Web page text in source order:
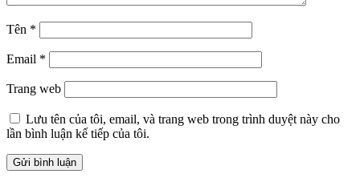
Tên *
Email *
Trang web
Lưu tên của tôi, email, và trang web trong trình duyệt này cho
lần bình luận kế tiếp của tôi.